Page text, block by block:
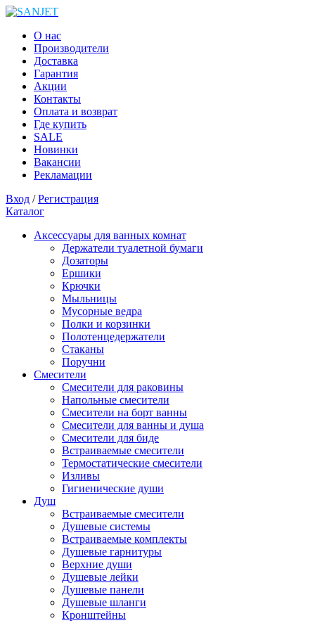
О нас
Производители
Доставка
Гарантия
Акции
Контакты
Оплата и возврат
Где купить
SALE
Новинки
Вакансии
Рекламации
Вход /Регистрация
Каталог
Аксессуары для ванных комнат
Держатели туалетной бумаги
Дозаторы
Ершики
Крючки
Мыльницы
Мусорные ведра
Полки и корзинки
Полотенцедержатели
Стаканы
Поручни
Смесители
Смесители для раковины
Напольные смесители
Смесители на борт ванны
Смесители для ванны и душа
Смесители для биде
Встраиваемые смесители
Термостатические смесители
Изливы
Гигиенические души
Душ
Встраиваемые смесители
Душевые системы
Встраиваемые комплекты
Душевые гарнитуры
Верхние души
Душевые лейки
Душевые панели
Душевые шланги
Кронштейны